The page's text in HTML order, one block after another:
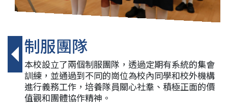
制服團隊
本校設立了兩個制服團隊，透過定期有系統的集會
訓練，並通過到不同的崗位為校內同學和校外機構
進行義務工作，培養隊員關心社羣、積極正面的價
值觀和團體協作精神。